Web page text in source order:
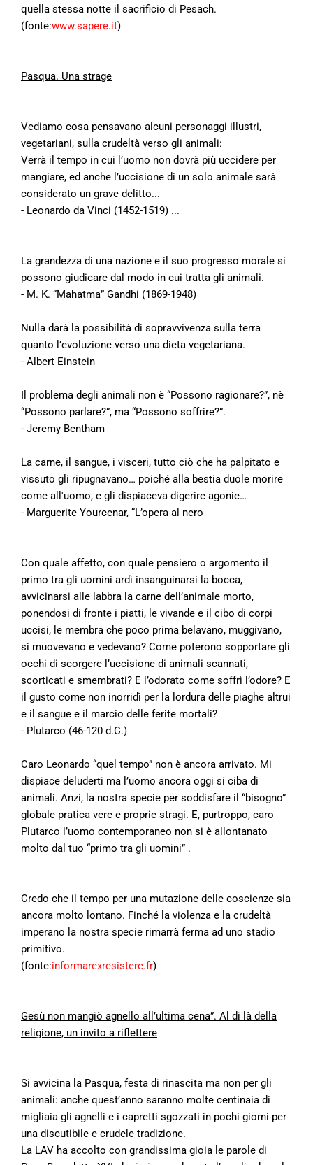
quella stessa notte il sacrificio di Pesach.
(fonte:www.sapere.it)
Pasqua. Una strage
Vediamo cosa pensavano alcuni personaggi illustri,
vegetariani, sulla crudeltà verso gli animali:
Verrà il tempo in cui l’uomo non dovrà più uccidere per
mangiare, ed anche l’uccisione di un solo animale sarà
considerato un grave delitto...
- Leonardo da Vinci (1452-1519) ...
La grandezza di una nazione e il suo progresso morale si
possono giudicare dal modo in cui tratta gli animali.
- M. K. “Mahatma” Gandhi (1869-1948)
Nulla darà la possibilità di sopravvivenza sulla terra
quanto l’evoluzione verso una dieta vegetariana.
- Albert Einstein
Il problema degli animali non è “Possono ragionare?”, nè
“Possono parlare?”, ma “Possono soffrire?”.
- Jeremy Bentham
La carne, il sangue, i visceri, tutto ciò che ha palpitato e
vissuto gli ripugnavano… poiché alla bestia duole morire
come all'uomo, e gli dispiaceva digerire agonie…
- Marguerite Yourcenar, “L’opera al nero
Con quale affetto, con quale pensiero o argomento il
primo tra gli uomini ardì insanguinarsi la bocca,
avvicinarsi alle labbra la carne dell’animale morto,
ponendosi di fronte i piatti, le vivande e il cibo di corpi
uccisi, le membra che poco prima belavano, muggivano,
si muovevano e vedevano? Come poterono sopportare gli
occhi di scorgere l’uccisione di animali scannati,
scorticati e smembrati? E l’odorato come soffrì l’odore? E
il gusto come non inorridì per la lordura delle piaghe altrui
e il sangue e il marcio delle ferite mortali?
- Plutarco (46-120 d.C.)
Caro Leonardo “quel tempo” non è ancora arrivato. Mi
dispiace deluderti ma l’uomo ancora oggi si ciba di
animali. Anzi, la nostra specie per soddisfare il “bisogno”
globale pratica vere e proprie stragi. E, purtroppo, caro
Plutarco l’uomo contemporaneo non si è allontanato
molto dal tuo “primo tra gli uomini” .
Credo che il tempo per una mutazione delle coscienze sia
ancora molto lontano. Finché la violenza e la crudeltà
imperano la nostra specie rimarrà ferma ad uno stadio
primitivo.
(fonte:informarexresistere.fr)
Gesù non mangiò agnello all’ultima cena”. Al di là della
religione, un invito a riflettere
Si avvicina la Pasqua, festa di rinascita ma non per gli
animali: anche quest’anno saranno molte centinaia di
migliaia gli agnelli e i capretti sgozzati in pochi giorni per
una discutibile e crudele tradizione.
La LAV ha accolto con grandissima gioia le parole di